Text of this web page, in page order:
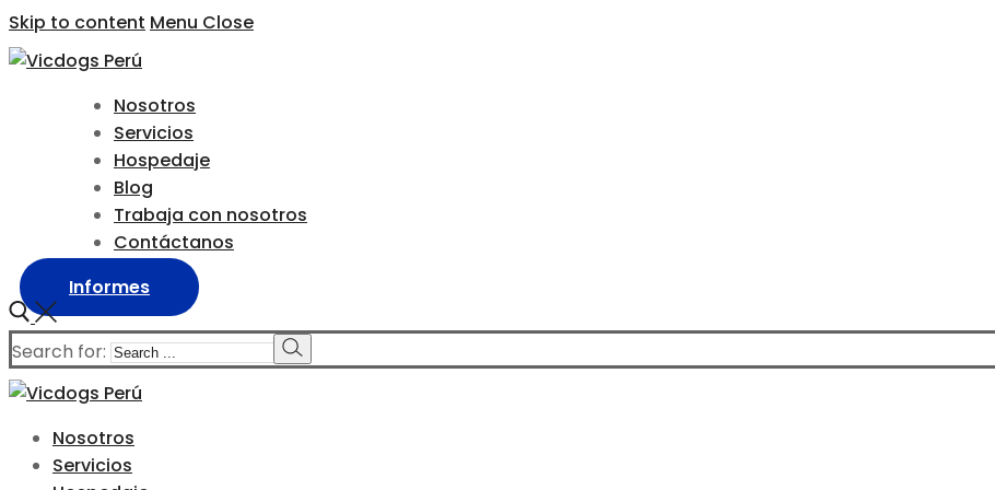
Skip to content Menu Close
Nosotros
Servicios
Hospedaje
Blog
Trabaja con nosotros
Contáctanos
Informes
Search for:
Nosotros
Servicios